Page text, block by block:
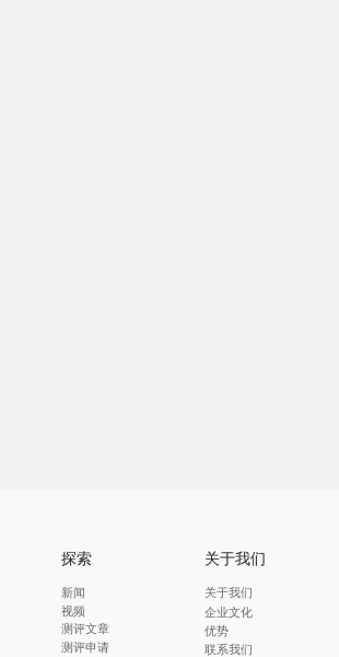
探索
新闻
视频
测评文章
测评申请
关于我们
关于我们
企业文化
优势
联系我们